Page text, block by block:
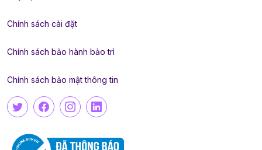
Chính sách cài đặt
Chính sách bảo hành bảo trì
Chính sách bảo mật thông tin